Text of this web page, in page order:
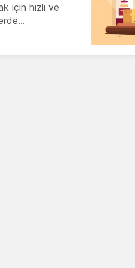
için hızlı ve